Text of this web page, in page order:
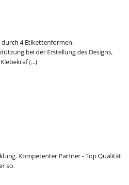
4 Etikettenformen,
bei der Erstellung des Designs,
(...)
Kompetenter Partner - Top Qualität
so.